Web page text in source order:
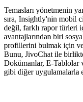
Temasları yönetmenin
sıra, Insightly'nin mobil
değil, farklı rapor türleri
avantajlarından biri
profillerini bulmak için
Bunu, JivoChat ile
Dokümanlar, E-Tablolar
gibi diğer uygulamalarla